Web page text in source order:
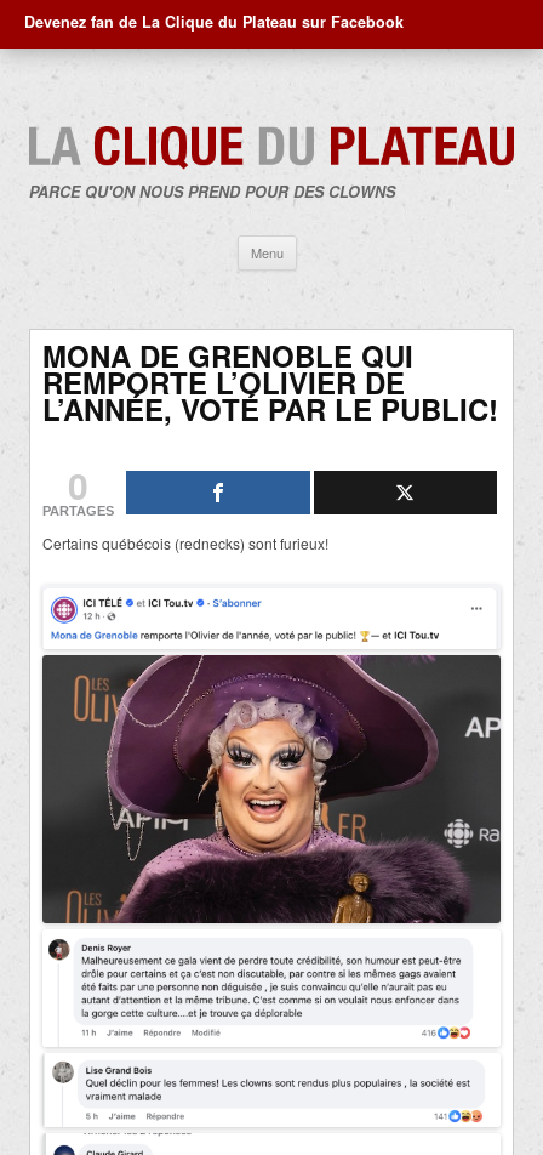
Devenez fan de La Clique du Plateau sur Facebook
PARCE QU'ON NOUS PREND POUR DES CLOWNS
Menu
contenu
MONA DE GRENOBLE QUI
REMPORTE L’OLIVIER DE
L’ANNÉE, VOTÉ PAR LE PUBLIC!
0
PARTAGES
Certains québécois (rednecks) sont furieux!